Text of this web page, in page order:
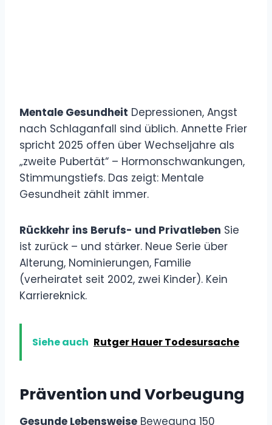
Mentale Gesundheit Depressionen, Angst
nach Schlaganfall sind üblich. Annette Frier
spricht 2025 offen über Wechseljahre als
„zweite Pubertät“ – Hormonschwankungen,
Stimmungstiefs. Das zeigt: Mentale
Gesundheit zählt immer.
Rückkehr ins Berufs- und Privatleben Sie
ist zurück – und stärker. Neue Serie über
Alterung, Nominierungen, Familie
(verheiratet seit 2002, zwei Kinder). Kein
Karriereknick.
Siehe auch Rutger Hauer Todesursache
Prävention und Vorbeugung
Gesunde Lebensweise Bewegung 150